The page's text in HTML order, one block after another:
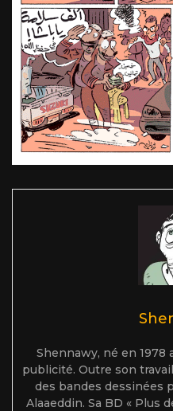
Shennawy, né en 1978
publicité. Outre son
des bandes dessinées
Alaaeddin. Sa BD « Plus